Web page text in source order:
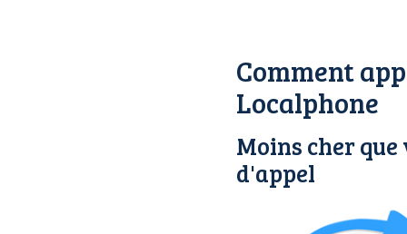
Comment
Localphone
Moins cher
d'appel